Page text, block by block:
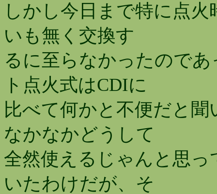
しかし今日まで特に点火
いも無く交換す
るに至らなかったので
ト点火式はCDIに
比べて何かと不便だと
なかなかどうして
全然使えるじゃんと思っ
いたわけだが、そ